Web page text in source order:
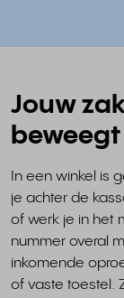
Jouw
beweegt
In een winkel is
je achter de
of werk je in het
nummer overal
inkomende
of vaste toestel.